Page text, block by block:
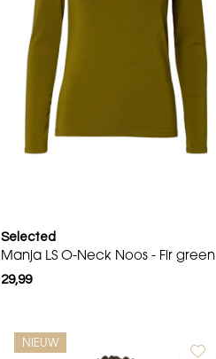
Selected
Manja LS O-Neck Noos - Fir green
29,99
NIEUW